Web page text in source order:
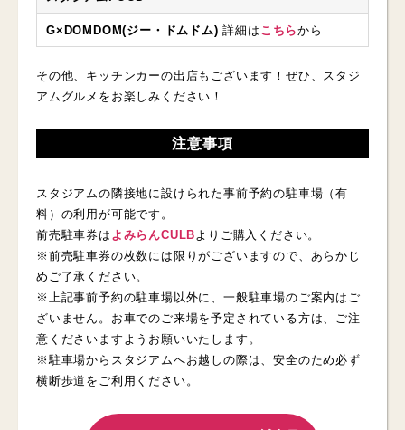
G×DOMDOM(ジー・ドムドム) 詳細は こちらから
その他、キッチンカーの出店もございます！ぜひ、スタジ
アムグルメをお楽しみください！
注意事項
スタジアムの隣接地に設けられた事前予約の駐車場（有
料）の利用が可能です。
前売駐車券は よみらんCULB よりご購入ください。
※前売駐車券の枚数には限りがございますので、あらかじ
めご了承ください。
※上記事前予約の駐車場以外に、一般駐車場のご案内はご
ざいません。お車でのご来場を予定されている方は、ご注
意くださいますようお願いいたします。
※駐車場からスタジアムへお越しの際は、安全のため必ず
横断歩道をご利用ください。